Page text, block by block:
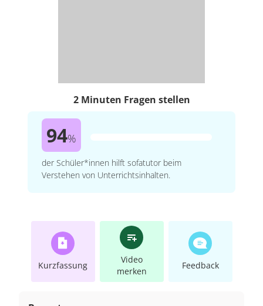
2 Minuten Fragen stellen
94%
der Schüler*innen hilft sofatutor beim
Verstehen von Unterrichtsinhalten.
Kurzfassung
Video
merken
Feedback